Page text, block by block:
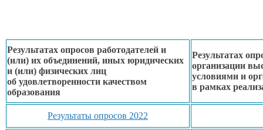
Результатах опросов работодателей и
(или) их объединений, иных юридических
и (или) физических лиц
об удовлетворенности качеством
образования
Результатах
организации
условиями и
в рамках
Результаты опросов 2022